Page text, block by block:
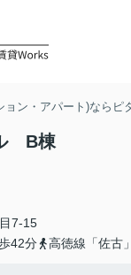
ョン・アパート)ならピ
B棟
7-15
42分
高徳線「佐古